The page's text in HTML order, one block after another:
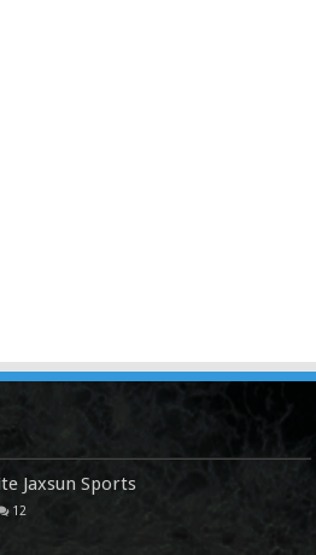
Jaxsun Sports
12